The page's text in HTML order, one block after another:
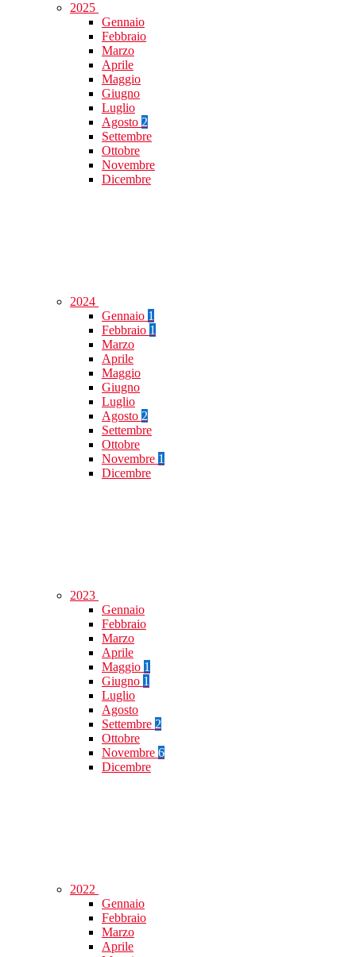
2025
Gennaio
Febbraio
Marzo
Aprile
Maggio
Giugno
Luglio
Agosto 2
Settembre
Ottobre
Novembre
Dicembre
2024
Gennaio 1
Febbraio 1
Marzo
Aprile
Maggio
Giugno
Luglio
Agosto 2
Settembre
Ottobre
Novembre 1
Dicembre
2023
Gennaio
Febbraio
Marzo
Aprile
Maggio 1
Giugno 1
Luglio
Agosto
Settembre 2
Ottobre
Novembre 6
Dicembre
2022
Gennaio
Febbraio
Marzo
Aprile